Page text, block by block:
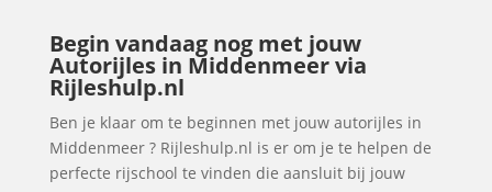
Begin vandaag nog met jouw
Autorijles in Middenmeer via
Rijleshulp.nl
Ben je klaar om te beginnen met jouw autorijles in
Middenmeer ? Rijleshulp.nl is er om je te helpen de
perfecte rijschool te vinden die aansluit bij jouw